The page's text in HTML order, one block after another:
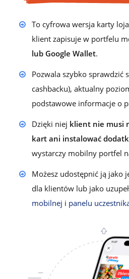
To cyfrowa wersja karty
klient zapisuje w portfelu
lub Google Wallet.
Pozwala szybko sprawdzić
cashbacku), aktualny
podstawowe informacje o
Dzięki niej klient nie musi
kart ani instalować
wystarczy mobilny portfel
Możesz udostępnić ją jako
dla klientów lub jako
mobilnej i panelu